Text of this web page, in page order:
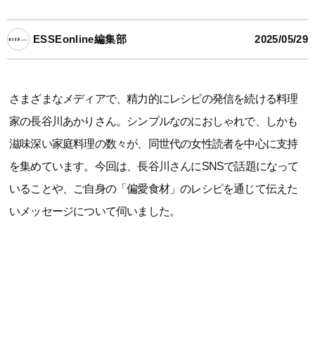
ESSEonline編集部 2025/05/29
さまざまなメディアで、精力的にレシピの発信を続ける料理
家の長谷川あかりさん。シンプルなのにおしゃれで、しかも
滋味深い家庭料理の数々が、同世代の女性読者を中心に支持
を集めています。今回は、長谷川さんにSNSで話題になって
いることや、ご自身の「偏愛食材」のレシピを通じて伝えた
いメッセージについて伺いました。